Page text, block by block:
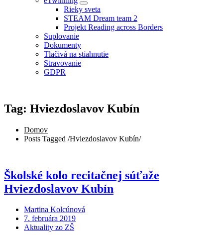
Rieky sveta
STEAM Dream team 2
Projekt Reading across Borders
Suplovanie
Dokumenty
Tlačivá na stiahnutie
Stravovanie
GDPR
Tag: Hviezdoslavov Kubín
Domov
Posts Tagged /Hviezdoslavov Kubín/
Školské kolo recitačnej súťaže
Hviezdoslavov Kubín
Martina Kolcúnová
7. februára 2019
Aktuality zo ZŠ